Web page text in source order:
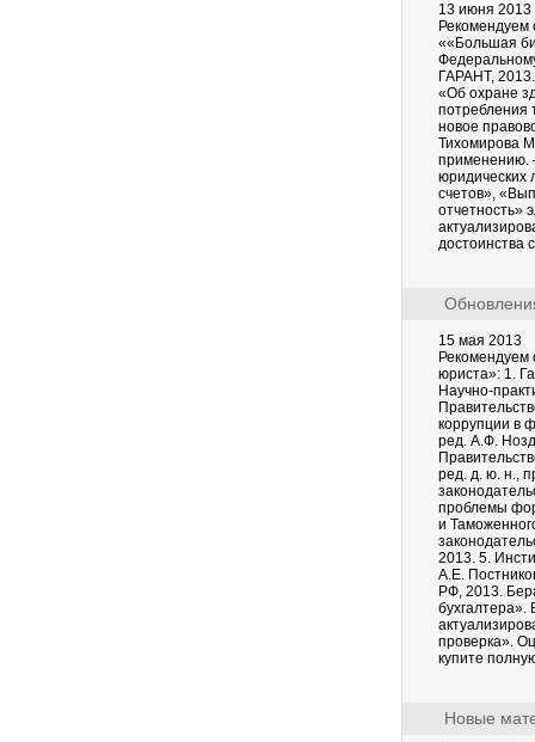
13 июня 2013
Рекомендуем
««Большая
ГАРАНТ,
«Об охране
потребления
новое
Тихомирова
применению.
юридических
счетов»,
отчетность»
достоинства
15 мая 2013
Рекомендуем
юриста»: 1.
Научно-
коррупции в
ред. А.Ф.
ред. д. ю. н.,
проблемы
и
2013. 5.
А.Е.
РФ, 2013.
бухгалтера».
проверка».
купите
Новые